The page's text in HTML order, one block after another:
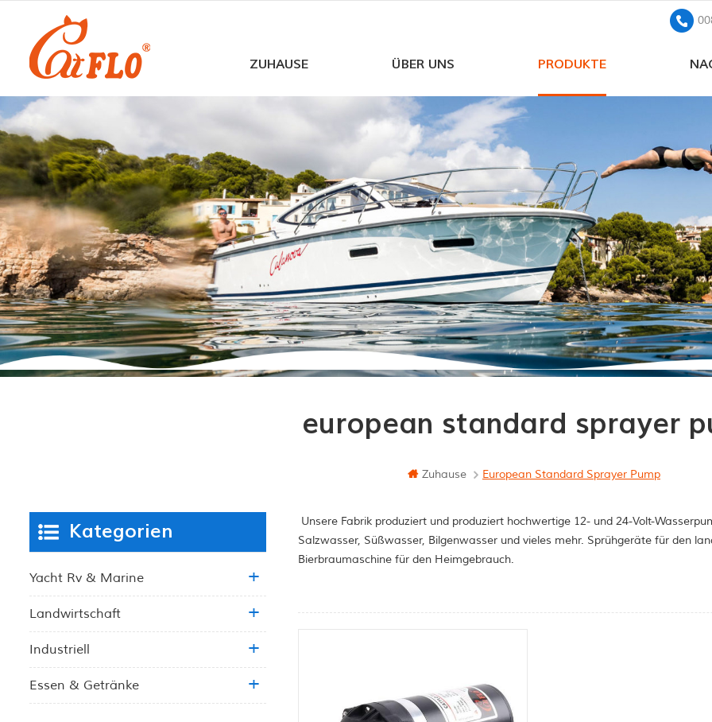
ZUHAUSE ÜBER UNS PRODUKTE
european standard sprayer
Zuhause European Standard Sprayer Pump
Unsere Fabrik produziert und produziert hochwertige 12- und 24-Volt-
Salzwasser, Süßwasser, Bilgenwasser und vieles mehr. Sprühgeräte für den
Bierbraumaschine für den Heimgebrauch.
Kategorien
Yacht Rv & Marine
Landwirtschaft
Industriell
Essen & Getränke